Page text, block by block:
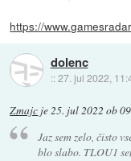
https://
dolenc
::27. jul 2022,
Zmajc je 25. jul 2022 ob
Jaz sem zelo, čisto
blo slabo. TLOU1